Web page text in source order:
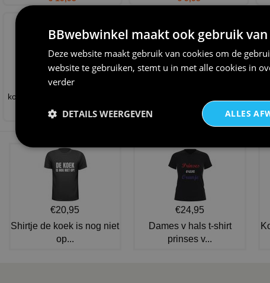
Oogverblindend heren
kostuum met tijger print goud
€ 69,95
€ 15,95
€20,95
Shirtje de koek is nog niet
op...
€24,95
Dames v hals t-shirt
prinses v...
BBwebwinkel maakt ook gebruik
Deze website maakt gebruik van cookies om de
website te gebruiken, stemt u in met alle cookies in
verder
ALLES
DETAILS WEERGEVEN